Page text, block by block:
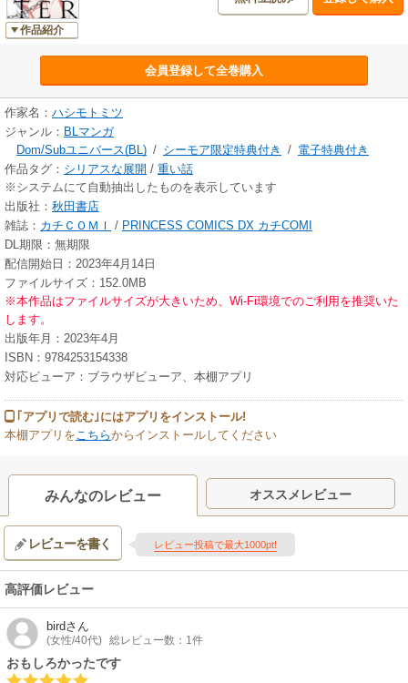
作品紹介
会員登録して全巻購入
作家名： ハシモトミツ
ジャンル： BLマンガ
Dom/Subユニバース(BL) / シーモア限定特典付き / 電子特典付き
作品タグ： シリアスな展開 / 重い話
※システムにて自動抽出したものを表示しています
出版社： 秋田書店
雑誌： カチＣＯＭＩ / PRINCESS COMICS DX カチCOMI
DL期限：無期限
配信開始日：2023年4月14日
ファイルサイズ：152.0MB
※本作品はファイルサイズが大きいため、Wi-Fi環境でのご利用を推奨いた
します。
出版年月：2023年4月
ISBN：9784253154338
対応ビューア：ブラウザビューア、本棚アプリ
｢アプリで読む｣にはアプリをインストール!
本棚アプリを こちらからインストールしてください
みんなのレビュー オススメレビュー
レビューを書く レビュー投稿で最大1000pt!
高評価レビュー
birdさん
(女性/40代) 総レビュー数：1件
おもしろかったです